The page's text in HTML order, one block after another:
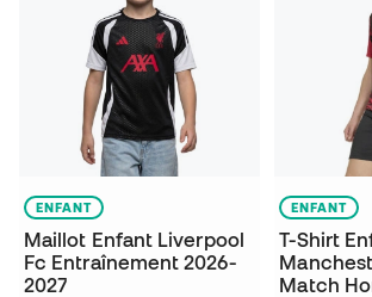
ENFANT
Maillot Enfant Liverpool
Fc Entraînement 2026-
2027
ENFANT
T-Shirt
Match